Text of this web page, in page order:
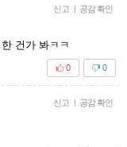
신고 | 공감 확인
건가 봐ㅋㅋ
0
0
신고 | 공감 확인